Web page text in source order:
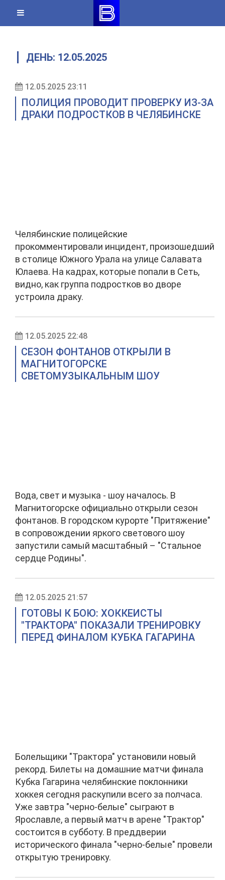
content
ДЕНЬ: 12.05.2025
12.05.2025 23:11
ПОЛИЦИЯ ПРОВОДИТ ПРОВЕРКУ ИЗ-ЗА
ДРАКИ ПОДРОСТКОВ В ЧЕЛЯБИНСКЕ
Челябинские полицейские
прокомментировали инцидент, произошедший
в столице Южного Урала на улице Салавата
Юлаева. На кадрах, которые попали в Сеть,
видно, как группа подростков во дворе
устроила драку.
12.05.2025 22:48
СЕЗОН ФОНТАНОВ ОТКРЫЛИ В
МАГНИТОГОРСКЕ
СВЕТОМУЗЫКАЛЬНЫМ ШОУ
Вода, свет и музыка - шоу началось. В
Магнитогорске официально открыли сезон
фонтанов. В городском курорте "Притяжение"
в сопровождении яркого светового шоу
запустили самый масштабный – "Стальное
сердце Родины".
12.05.2025 21:57
ГОТОВЫ К БОЮ: ХОККЕИСТЫ
"ТРАКТОРА" ПОКАЗАЛИ ТРЕНИРОВКУ
ПЕРЕД ФИНАЛОМ КУБКА ГАГАРИНА
Болельщики "Трактора" установили новый
рекорд. Билеты на домашние матчи финала
Кубка Гагарина челябинские поклонники
хоккея сегодня раскупили всего за полчаса.
Уже завтра "черно-белые" сыграют в
Ярославле, а первый матч в арене "Трактор"
состоится в субботу. В преддверии
исторического финала "черно-белые" провели
открытую тренировку.